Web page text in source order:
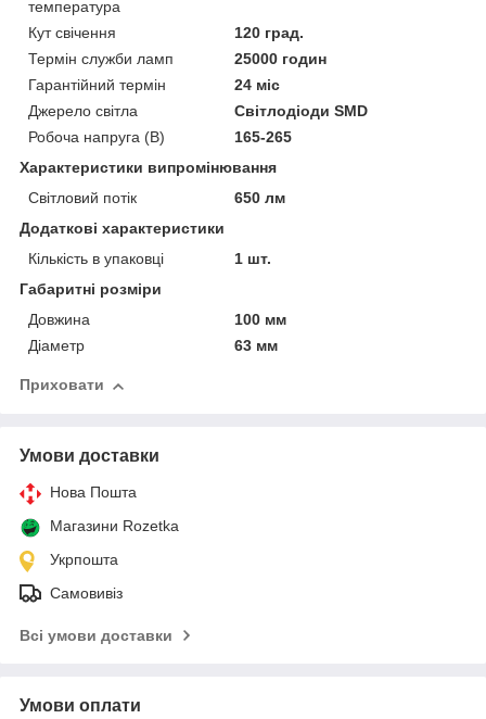
температура
Кут свічення
120 град.
Термін служби ламп
25000 годин
Гарантійний термін
24 міс
Джерело світла
Світлодіоди SMD
Робоча напруга (В)
165-265
Характеристики випромінювання
Світловий потік
650 лм
Додаткові характеристики
Кількість в упаковці
1 шт.
Габаритні розміри
Довжина
100 мм
Діаметр
63 мм
Приховати
Умови доставки
Нова Пошта
Магазини Rozetka
Укрпошта
Самовивіз
Всі умови доставки
Умови оплати